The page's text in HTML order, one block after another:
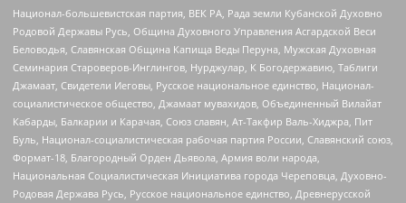
Национал-большевистская партия, ВЕК РА, Рада земли Кубанской Духовно
Родовой Державы Русь, Община Духовного Управления Асгардской Веси
Беловодья, Славянская Община Капища Веды Перуна, Мужская Духовная
Семинария Староверов-Инглингов, Нурджулар, К Богодержавию, Таблиги
Джамаат, Свидетели Иеговы, Русское национальное единство, Национал-
социалистическое общество, Джамаат мувахидов, Объединенный Вилайат
Кабарды, Балкарии и Карачая, Союз славян, Ат-Такфир Валь-Хиджра, Пит
Буль, Национал-социалистическая рабочая партия России, Славянский союз,
Формат-18, Благородный Орден Дьявола, Армия воли народа,
Национальная Социалистическая Инициатива города Череповца, Духовно-
Родовая Держава Русь, Русское национальное единство, Древнерусской